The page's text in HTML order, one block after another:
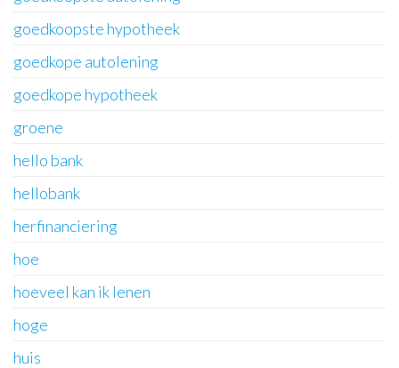
goedkoopste hypotheek
goedkope autolening
goedkope hypotheek
groene
hello bank
hellobank
herfinanciering
hoe
hoeveel kan ik lenen
hoge
huis